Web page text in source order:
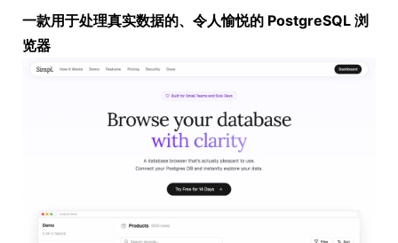
一款用于处理真实数据的、令人愉悦的 PostgreSQL 浏
览器